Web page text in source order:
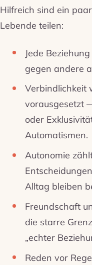
Hilfreich sind ein
Lebende teilen:
Jede
gegen andere
Verbindlichkeit
vorausgesetzt
oder
Automatismen.
Autonomie
Alltag bleiben
Freundschaft
die starre
„echter
Reden vor